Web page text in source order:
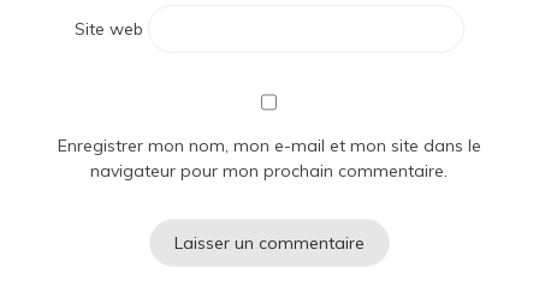
Site web
Enregistrer mon nom, mon e-mail et mon site dans le
navigateur pour mon prochain commentaire.